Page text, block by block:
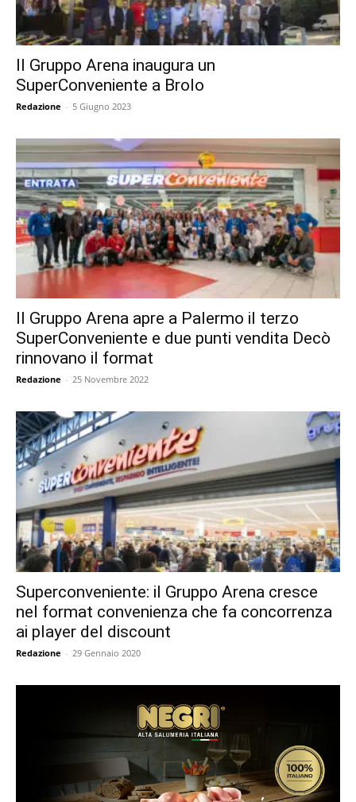
Il Gruppo Arena inaugura un
SuperConveniente a Brolo
Redazione - 5 Giugno 2023
Il Gruppo Arena apre a Palermo il terzo
SuperConveniente e due punti vendita Decò
rinnovano il format
Redazione - 25 Novembre 2022
Superconveniente: il Gruppo Arena cresce
nel format convenienza che fa concorrenza
ai player del discount
Redazione - 29 Gennaio 2020